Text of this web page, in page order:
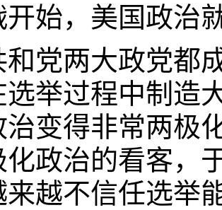
开始，美国政治
和党两大政党都
选举过程中制造
治变得非常两极
化政治的看客，
来越不信任选举